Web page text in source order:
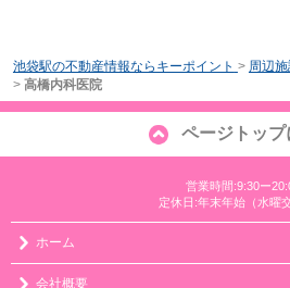
池袋駅の不動産情報ならキーポイント > 周辺
> 高橋内科医院
ページトップ
営業時間:9:30ー
定休日:年末年始（水曜
ホーム
会社概要